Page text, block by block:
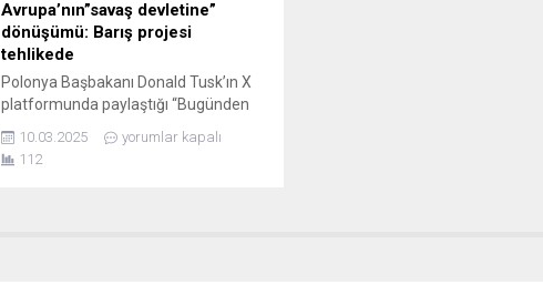
Avrupa’nın”savaş devletine”
dönüşümü: Barış projesi
tehlikede
Polonya Başbakanı Donald Tusk’ın X
platformunda paylaştığı “Bugünden
ve hızlı bir şekilde silahlanacak”
sözleri, Avrupa’nın barıştan
10.03.2025
yorumlar kapalı
112